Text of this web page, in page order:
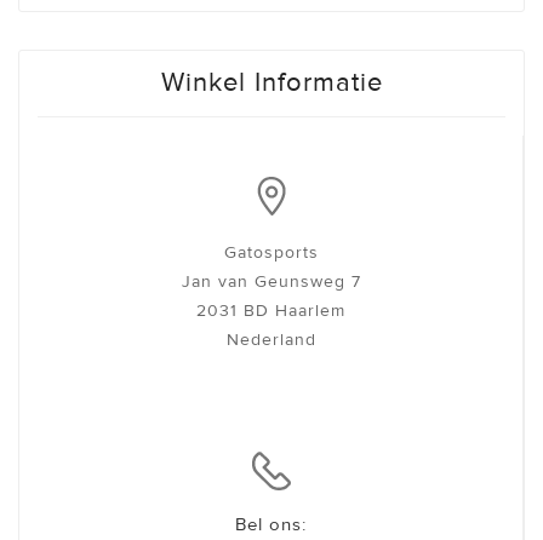
Winkel Informatie
Gatosports
Jan van Geunsweg 7
2031 BD Haarlem
Nederland
Bel ons: